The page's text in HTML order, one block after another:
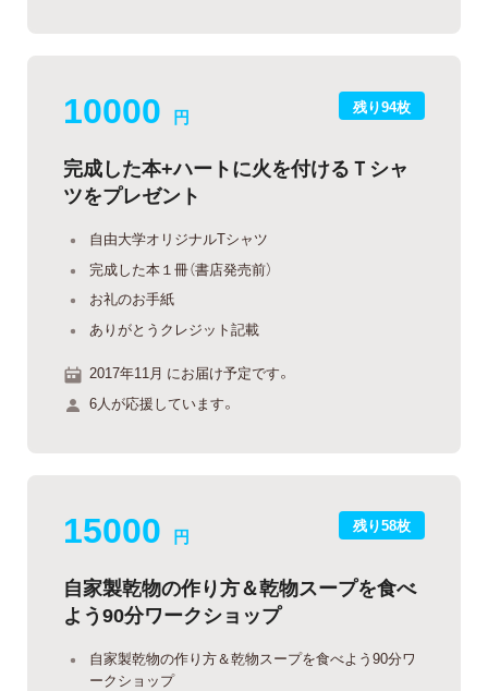
残り94枚
10000 円
完成した本+ハートに火を付けるＴシャ
ツをプレゼント
自由大学オリジナルTシャツ
完成した本１冊（書店発売前）
お礼のお手紙
ありがとうクレジット記載
2017年11月 にお届け予定です。
6人が応援しています。
残り58枚
15000 円
自家製乾物の作り方＆乾物スープを食べ
よう90分ワークショップ
自家製乾物の作り方＆乾物スープを食べよう90分ワ
ークショップ